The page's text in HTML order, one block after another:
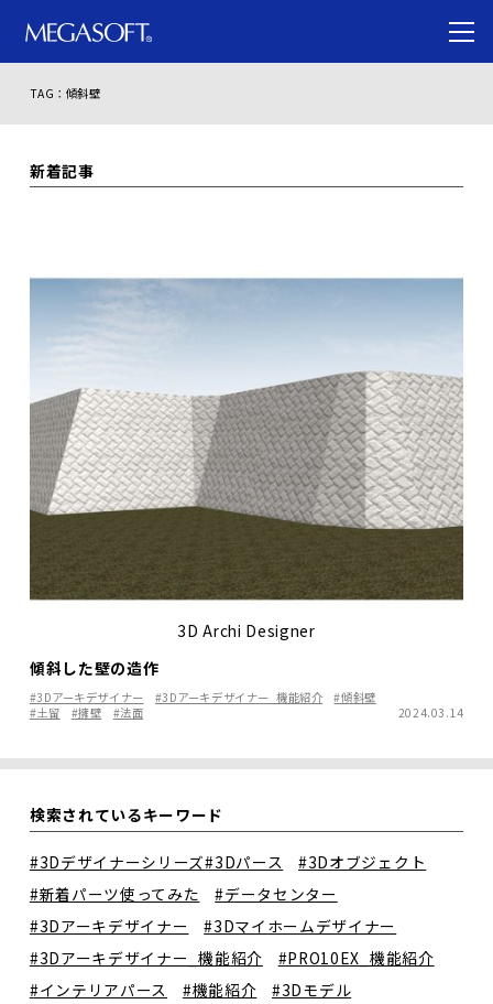
TAG：傾斜壁
新着記事
3D Archi Designer
傾斜した壁の造作
#3Dアーキデザイナー #3Dアーキデザイナー_機能紹介
#傾斜壁
#土留
#擁壁 #法面 2024.03.14
検索されているキーワード
#3Dデザイナーシリーズ#3Dパース
#3Dオブジェクト
#新着パーツ使ってみた
#データセンター
#3Dアーキデザイナー
#3Dマイホームデザイナー
#3Dアーキデザイナー_機能紹介
#PRO10EX_機能紹介
#インテリアパース
#機能紹介
#3Dモデル